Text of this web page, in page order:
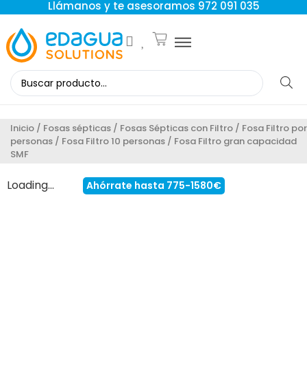
Llámanos y te asesoramos 972 091 035
Inicio / Fosas sépticas / Fosas Sépticas con Filtro / Fosa Filtro por
personas / Fosa Filtro 10 personas / Fosa Filtro gran capacidad
SMF
Ahórrate hasta 775-1580€
Loading...